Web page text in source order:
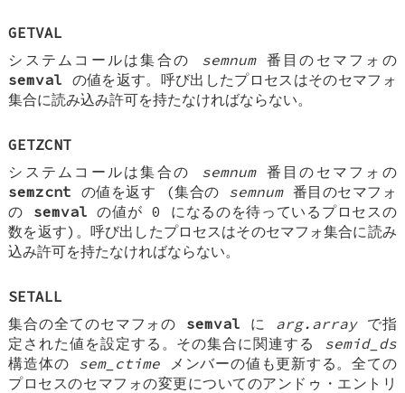
GETVAL
システムコールは集合の semnum番目のセマフォの
semval の値を返す。呼び出したプロセスはそのセマフォ
集合に読み込み許可を持たなければならない。
GETZCNT
システムコールは集合の semnum番目のセマフォの
semzcnt の値を返す (集合の semnum番目のセマフォ
の semval の値が 0 になるのを待っているプロセスの
数を返す)。呼び出したプロセスはそのセマフォ集合に読み
込み許可を持たなければならない。
SETALL
集合の全てのセマフォの semval に arg.arrayで指
定された値を設定する。その集合に関連する semid_ds
構造体の sem_ctime メンバーの値も更新する。全ての
プロセスのセマフォの変更についてのアンドゥ・エントリ